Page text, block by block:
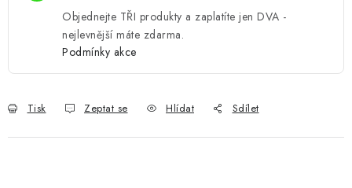
Objednejte TŘI produkty a zaplatíte jen DVA -
nejlevnější máte zdarma.
Podmínky akce
Tisk Zeptat se Hlídat Sdílet